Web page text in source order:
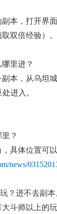
副本 ，打开界
取双倍经验）。
里进？
副本，从乌坦
进入。
？
，具体位置可以
news/
？进不去副本
大斗师以上的